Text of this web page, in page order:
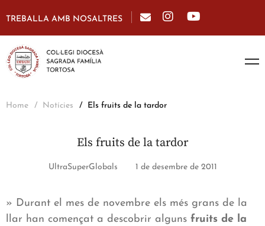
TREBALLA AMB NOSALTRES
Home Notícies Els fruits de la tardor
Els fruits de la tardor
UltraSuperGlobals 1 de desembre de 2011
» Durant el mes de novembre els més grans de la
llar han començat a descobrir alguns fruits de la